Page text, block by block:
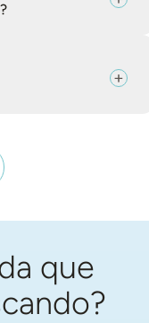
que